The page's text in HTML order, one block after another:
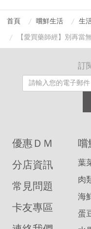
首頁 嚐鮮生活 生
【愛買藥師經】別再當
訂
優惠ＤＭ
分店資訊
常見問題
卡友專區
嚐
葉
肉
海
蛋